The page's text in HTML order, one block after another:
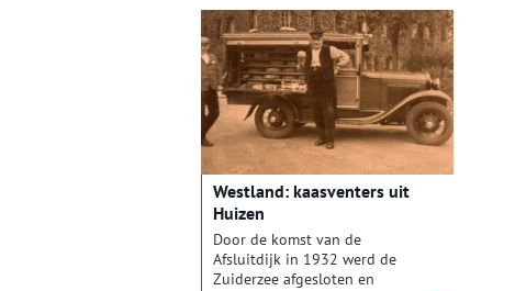
Westland: kaasventers uit
Huizen
Door de komst van de
Afsluitdijk in 1932 werd de
Zuiderzee afgesloten en